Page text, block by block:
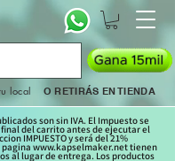
local O RETIRÁS EN TIENDA
son sin IVA. El Impuesto se
del carrito antes de ejecutar el
IMPUESTO y será del 21%
pagina www.kapselmaker.net tienen
al lugar de entrega. Los productos